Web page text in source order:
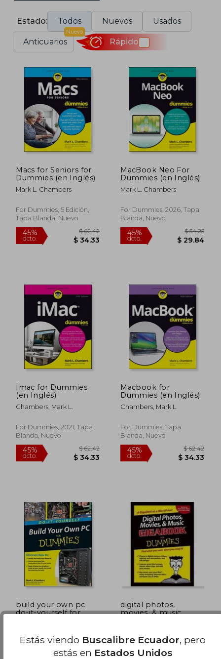
Estado: Todos Nuevos Usados
Anticuarios
Nuevo
Rápido
Macs for Seniors for
Dummies (en Inglés)
Mark L. Chambers
For Dummies, 5 Edición,
Tapa Blanda, Nuevo
45%
$ 34.33
MacBook Neo For
Dummies (en Inglés)
Mark L. Chambers
For Dummies, 2026, Tapa
Blanda, Nuevo
45%
Imac for Dummies
(en Inglés)
Chambers, Mark L.
For Dummies, 2021, Tapa
Blanda, Nuevo
45%
dcto.
$ 62.42
Macbook for
Dummies (en Inglés)
Chambers, Mark L.
For Dummies, Tapa
Blanda, Nuevo
45%
dcto.
build your own pc
do-it-yourself for
John Wiley & Sons Inc,
digital photos,
movies, & music
John Wiley & Sons Inc,
Nuevo
Estás viendo Buscalibre Ecuador, pero
estás en Estados Unidos